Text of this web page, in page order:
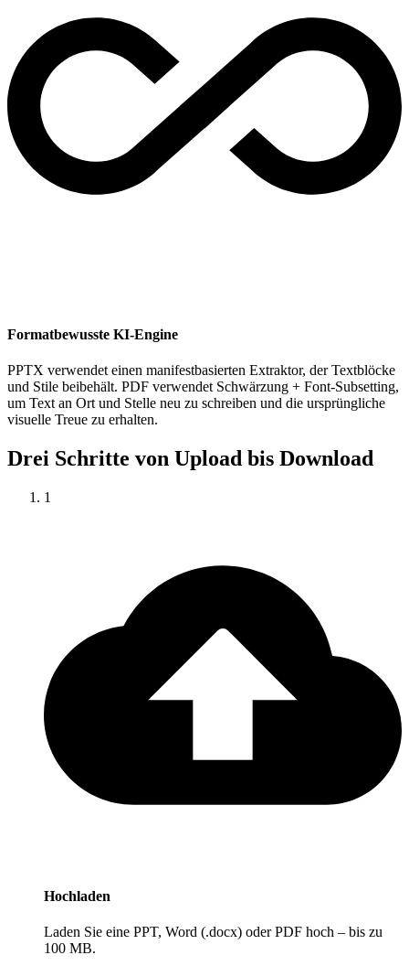
Formatbewusste KI-Engine
PPTX verwendet einen manifestbasierten Extraktor, der Textblöcke
und Stile beibehält. PDF verwendet Schwärzung + Font-Subsetting,
um Text an Ort und Stelle neu zu schreiben und die ursprüngliche
visuelle Treue zu erhalten.
Drei Schritte von Upload bis Download
1
Hochladen
Laden Sie eine PPT, Word (.docx) oder PDF hoch – bis zu
100 MB.